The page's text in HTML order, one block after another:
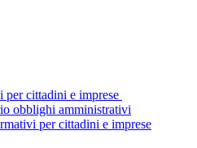
cittadini e imprese
obblighi amministrativi
per cittadini e imprese